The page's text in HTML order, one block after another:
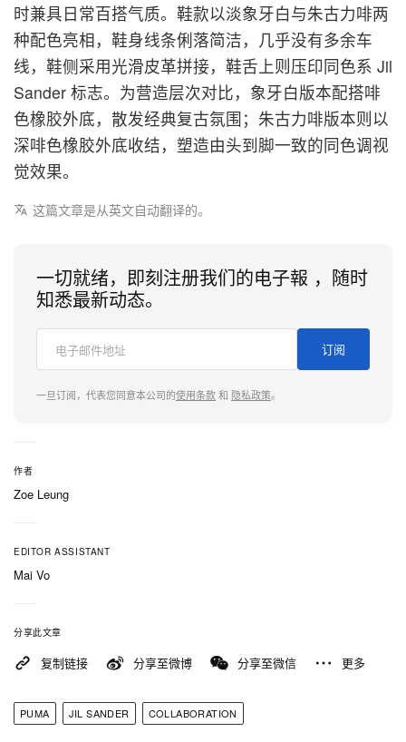
时兼具日常百搭气质。鞋款以淡象牙白与朱古力啡两
种配色亮相，鞋身线条俐落简洁，几乎没有多余车
线，鞋侧采用光滑皮革拼接，鞋舌上则压印同色系 Jil
Sander 标志。为营造层次对比，象牙白版本配搭啡
色橡胶外底，散发经典复古氛围；朱古力啡版本则以
深啡色橡胶外底收结，塑造由头到脚一致的同色调视
觉效果。
这篇文章是从英文自动翻译的。
一切就绪，即刻注册我们的电子報 ，随时
知悉最新动态。
订阅
一旦订阅，代表您同意本公司的使用条款和 隐私政策。
作者
Zoe Leung
EDITOR ASSISTANT
Mai Vo
分享此文章
复制链接 分享至微博 分享至微信 更多
PUMA JIL SANDER COLLABORATION